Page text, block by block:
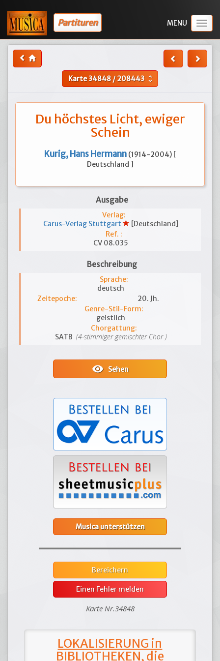
Partituren
Karte34848/208443 unfold_more
Du höchstes Licht, ewiger
Schein
Kurig, Hans Hermann (1914-2004) [
Deutschland ]
Ausgabe
Verlag:
Carus-Verlag Stuttgart
[Deutschland]
Ref. :
CV 08.035
Beschreibung
Sprache:
deutsch
Zeitepoche:
20. Jh.
Genre-Stil-Form:
geistlich
Chorgattung:
SATB (4-stimmiger gemischter Chor )
visibilitySehen
Musica unterstützen
Bereichern
Einen Fehler melden
Karte Nr.34848
LOKALISIERUNG in
BIBLIOTHEKEN, die